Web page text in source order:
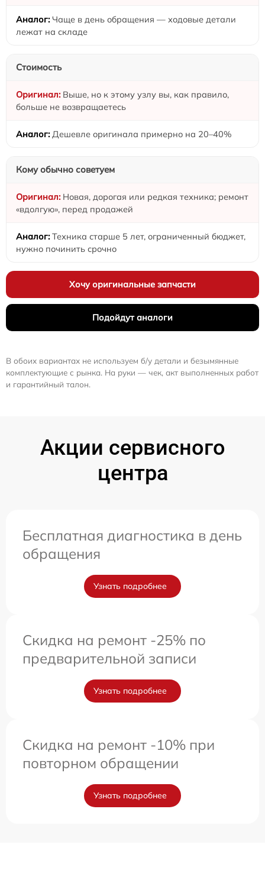
Чаще в день обращения — ходовые детали
лежат на складе
Стоимость
Выше, но к этому узлу вы, как правило,
больше не возвращаетесь
Дешевле оригинала примерно на 20–40%
Кому обычно советуем
Новая, дорогая или редкая техника; ремонт
«вдолгую», перед продажей
Техника старше 5 лет, ограниченный бюджет,
нужно починить срочно
Хочу оригинальные запчасти
Подойдут аналоги
В обоих вариантах не используем б/у детали и безымянные
комплектующие с рынка. На руки — чек, акт выполненных работ
и гарантийный талон.
Акции сервисного
центра
Бесплатная диагностика в день
обращения
Узнать подробнее
Скидка на ремонт -25% по
предварительной записи
Узнать подробнее
Скидка на ремонт -10% при
повторном обращении
Узнать подробнее